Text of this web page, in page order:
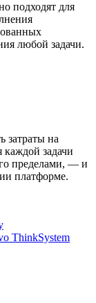
подходят для
любой задачи.
затраты на
задачи
пределами, — и
платформе.
ThinkSystem